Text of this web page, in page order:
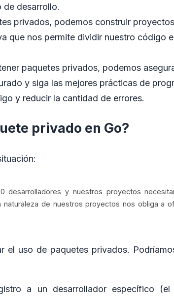
desarrollo.
privados, podemos construir
que nos permite dividir nuestro código
paquetes privados, podemos
y siga las mejores prácticas de
y reducir la cantidad de errores.
privado en Go?
desarrolladores y nuestros proyectos
de nuestros proyectos nos obliga a
el uso de paquetes privados.
a un desarrollador específico